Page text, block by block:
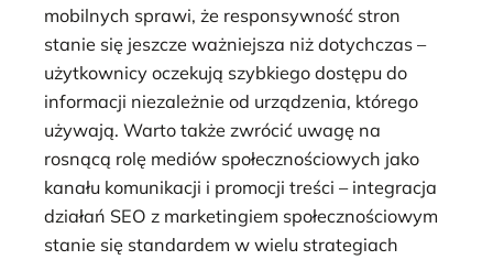
mobilnych sprawi, że responsywność stron
stanie się jeszcze ważniejsza niż dotychczas –
użytkownicy oczekują szybkiego dostępu do
informacji niezależnie od urządzenia, którego
używają. Warto także zwrócić uwagę na
rosnącą rolę mediów społecznościowych jako
kanału komunikacji i promocji treści – integracja
działań SEO z marketingiem społecznościowym
stanie się standardem w wielu strategiach